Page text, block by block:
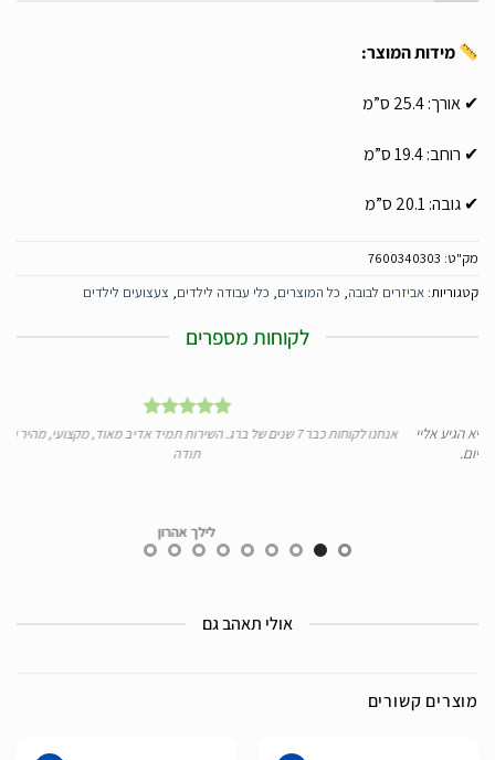
מידות המוצר:
✔ אורך: 25.4 ס”מ
✔ רוחב: 19.4 ס”מ
✔ גובה: 20.1 ס”מ
מק"ט: 7600340303
קטגוריות: אביזרים לבובה, כל המוצרים, כלי עבודה לילדים, צעצועים לילדים
לקוחות מספרים
אליי
אנחנו לקוחות כבר 7 שנים של ברג. השירות תמיד אדיב מאוד, מקצועי, מהיר ומעולה.
לילך אהרון
אולי תאהב גם
מוצרים קשורים